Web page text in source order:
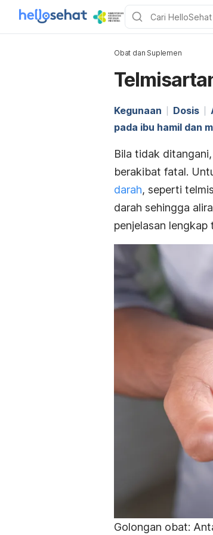
Obat dan Suplemen
Kegunaan Dosis
pada ibu hamil dan
Bila tidak
berakibat fatal.
darah, seperti
darah sehingga
penjelasan
Golongan obat: